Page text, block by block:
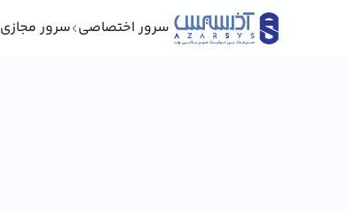
سرور اختصاصی سرور مجازی